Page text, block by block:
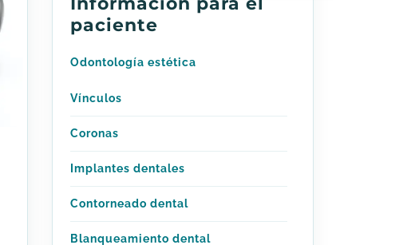
paciente
Odontología estética
Vínculos
Coronas
Implantes dentales
Contorneado dental
Blanqueamiento dental